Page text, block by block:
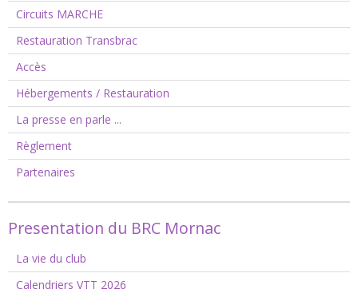
Circuits MARCHE
Restauration Transbrac
Accès
Hébergements / Restauration
La presse en parle ...
Règlement
Partenaires
Presentation du BRC Mornac
La vie du club
Calendriers VTT 2026